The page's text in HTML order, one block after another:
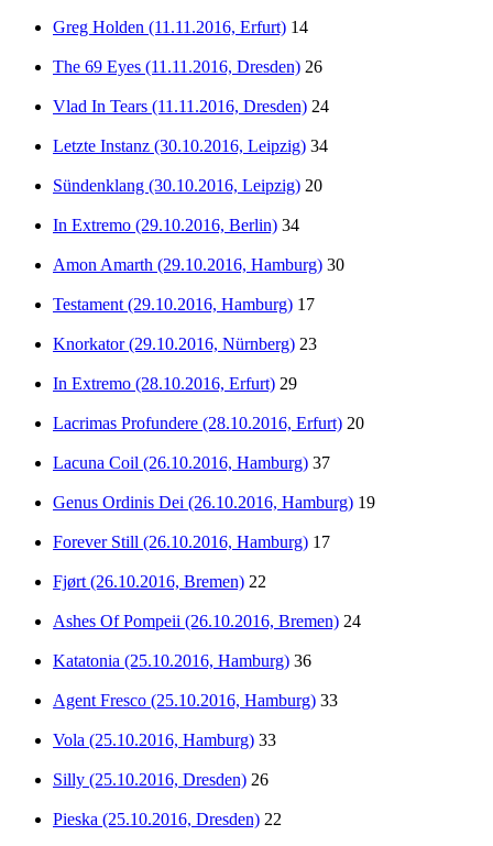
Greg Holden (11.11.2016, Erfurt) 14
The 69 Eyes (11.11.2016, Dresden) 26
Vlad In Tears (11.11.2016, Dresden) 24
Letzte Instanz (30.10.2016, Leipzig) 34
Sündenklang (30.10.2016, Leipzig) 20
In Extremo (29.10.2016, Berlin) 34
Amon Amarth (29.10.2016, Hamburg) 30
Testament (29.10.2016, Hamburg) 17
Knorkator (29.10.2016, Nürnberg) 23
In Extremo (28.10.2016, Erfurt) 29
Lacrimas Profundere (28.10.2016, Erfurt) 20
Lacuna Coil (26.10.2016, Hamburg) 37
Genus Ordinis Dei (26.10.2016, Hamburg) 19
Forever Still (26.10.2016, Hamburg) 17
Fjørt (26.10.2016, Bremen) 22
Ashes Of Pompeii (26.10.2016, Bremen) 24
Katatonia (25.10.2016, Hamburg) 36
Agent Fresco (25.10.2016, Hamburg) 33
Vola (25.10.2016, Hamburg) 33
Silly (25.10.2016, Dresden) 26
Pieska (25.10.2016, Dresden) 22